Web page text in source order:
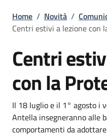
Briciole di
Home / Novità /
Centri estivi a lezione con
Centri
con la
Dettagli
Descrizione breve
Il 18 luglio e il 1° agosto i
Antella insegneranno alle
comportamenti da